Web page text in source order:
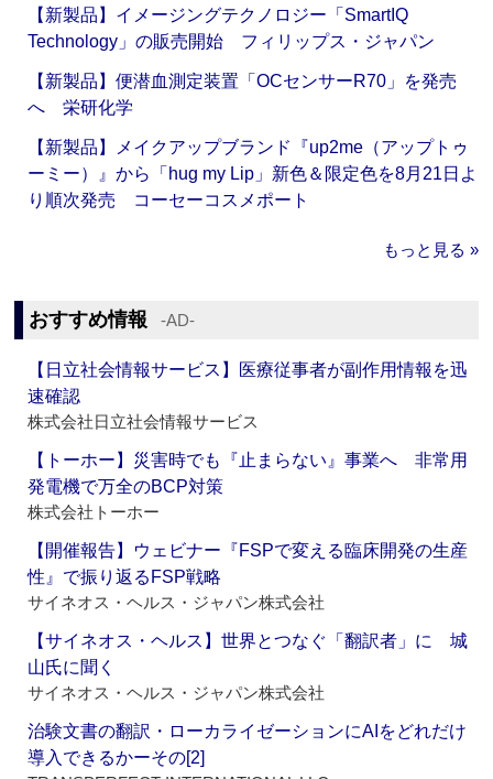
【新製品】イメージングテクノロジー「SmartIQ
Technology」の販売開始 フィリップス・ジャパン
【新製品】便潜血測定装置「OCセンサーR70」を発売
へ 栄研化学
【新製品】メイクアップブランド『up2me（アップトゥ
ーミー）』から「hug my Lip」新色＆限定色を8月21日よ
り順次発売 コーセーコスメポート
もっと見る »
おすすめ情報 ‐AD‐
【日立社会情報サービス】医療従事者が副作用情報を迅
速確認
株式会社日立社会情報サービス
【トーホー】災害時でも『止まらない』事業へ 非常用
発電機で万全のBCP対策
株式会社トーホー
【開催報告】ウェビナー『FSPで変える臨床開発の生産
性』で振り返るFSP戦略
サイネオス・ヘルス・ジャパン株式会社
【サイネオス・ヘルス】世界とつなぐ「翻訳者」に 城
山氏に聞く
サイネオス・ヘルス・ジャパン株式会社
治験文書の翻訳・ローカライゼーションにAIをどれだけ
導入できるかーその[2]